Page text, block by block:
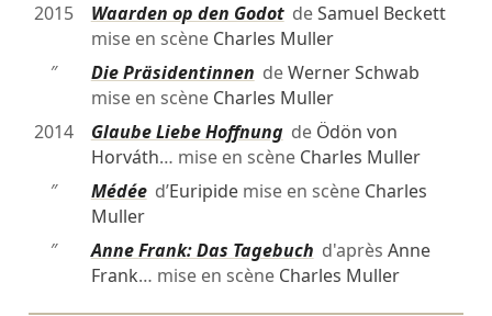
2015
Waarden op den GodotdeSamuel Beckett
mise en scène Charles Muller
″
Die Präsidentinnen deWerner Schwab
mise en scène Charles Muller
2014
Glaube Liebe Hoffnungde Ödön von
Horváth… mise en scène Charles Muller
″
Médéed’Euripidemise en scène Charles
Muller
″
Anne Frank: Das Tagebuch d'après Anne
Frank… mise en scène Charles Muller